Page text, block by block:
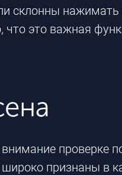
склонны
это важная
проверке
признаны в